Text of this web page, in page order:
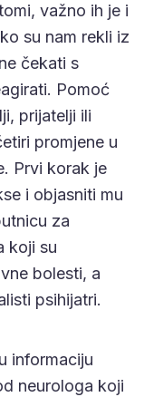
važno ih je i
su nam rekli iz
čekati s
Pomoć
prijatelji ili
promjene u
Prvi korak je
i objasniti mu
za
koji su
bolesti, a
psihijatri.
informaciju
neurologa koji